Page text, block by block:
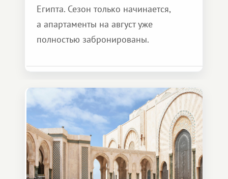
Египта. Сезон только начинается,
а апартаменты на август уже
полностью забронированы.